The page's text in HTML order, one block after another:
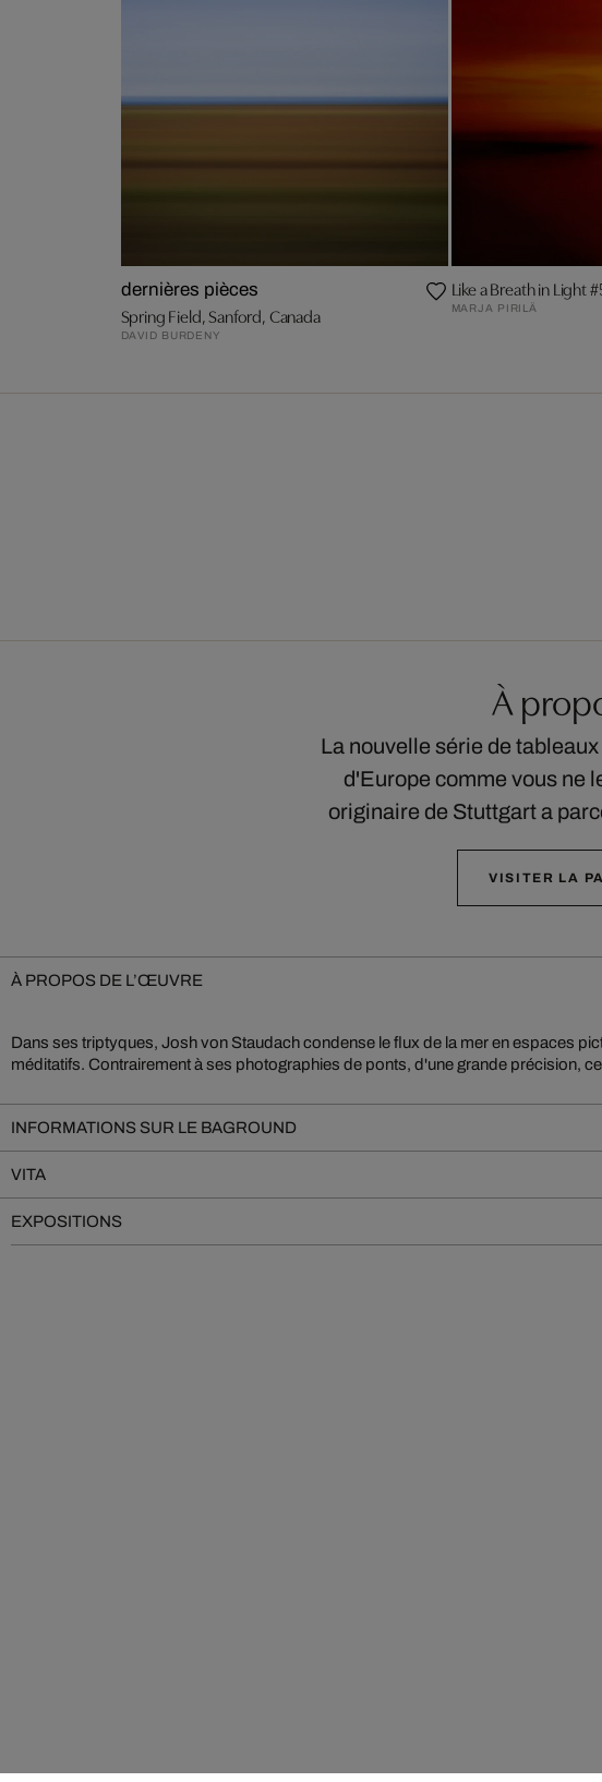
dernières pièces
Spring Field, Sanford, Canada
DAVID BURDENY
Like a Breath in Light
MARJA PIRILÄ
À
La nouvelle série de
d'Europe comme vous ne
originaire de Stuttgart a
VISITER LA
À PROPOS DE L’ŒUVRE
Dans ses triptyques, Josh von Staudach condense le flux de la mer en espaces
méditatifs. Contrairement à ses photographies de ponts, d'une grande précision,
INFORMATIONS SUR LE BAGROUND
VITA
EXPOSITIONS